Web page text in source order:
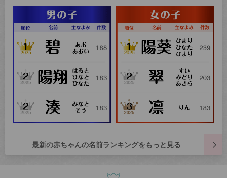
最新の赤ちゃんの名前ランキングをもっと見る